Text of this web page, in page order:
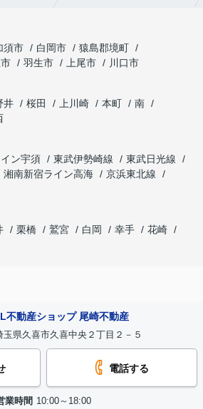
須市 白岡市
猿島郡境町
羽生市 上尾市
川口市
井 桜田 上川崎 本町
南
ン宇須 東武伊勢崎線
東武日光線
湘南新宿ライン高海
京浜東北線
栗橋 鷲宮 白岡 幸手
花崎
不動産ショップ 尾崎不動産
県久喜市久喜中央２丁目２－５
電話する
業時間 10:00～18:00